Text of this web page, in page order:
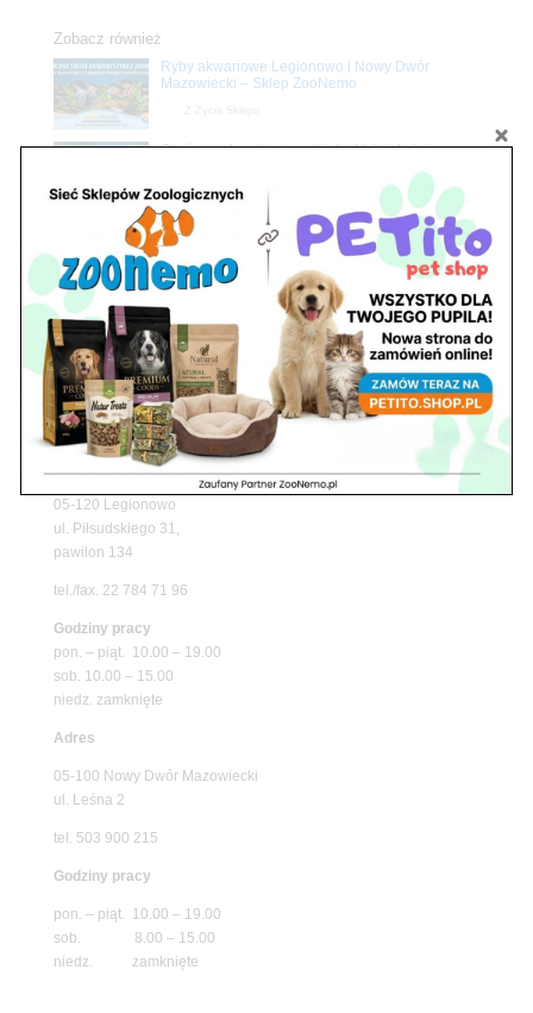
Zobacz również
Ryby akwariowe Legionowo i Nowy Dwór
Mazowiecki – Sklep ZooNemo
Z Życia Sklepu
Stwórz podwodne arcydzieło: Najpiękniejsze
Promocje
Upały wracają! Zadbaj o komfort swojego pupila
z matami chłodzącymi ZooNemo
Z Życia Sklepu
Petito Pet Shop – Internetowy Sklep Zoologiczny
Online! Wszystko Dla Twojego Pupila | ZooNemo
Znajdź nas
05-120 Legionowo
ul. Piłsudskiego 31,
pawilon 134
tel./fax. 22 784 71 96
Godziny pracy
pon. – piąt. 10.00 – 19.00
sob. 10.00 – 15.00
niedz. zamknięte
Adres
05-100 Nowy Dwór Mazowiecki
ul. Leśna 2
tel. 503 900 215
Godziny pracy
pon. – piąt. 10.00 – 19.00
sob. 8.00 – 15.00
niedz. zamknięte